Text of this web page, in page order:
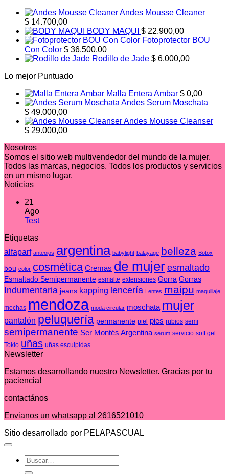
Andes Mousse Cleaner
$ 14.700,00
BODY MAQUI $ 22.900,00
Fotoprotector BOU
Con Color $ 36.500,00
Rodillo de Jade $ 6.000,00
Lo mejor Puntuado
Malla Entera Ambar $ 0,00
Andes Serum Moschata
$ 49.000,00
Andes Mousse Cleanser
$ 29.000,00
Nosotros
Somos el sitio web multivendedor del mundo de la mujer.
Todos las marcas, negocios. Todos los productos y servicios
en un mismo lugar.
Noticias
21
Ago
TestNo
Test
Etiquetas
alfaparf anteojos argentina babylight balayage belleza Botox
bou color cosmética Cremas de mujer esmaltado
Esmaltado Semipermanente esmalte extensiones Gorra Gorras
Indumentaria jeans kapping lencería Lentes maipu maquillaje
mechas mendoza moda circular moschata mujer
pantalón peluquería permanente piel pies rubios semi
semipermanente Ser Montés Argentina serum servicio soft gel
Tokio uñas uñas esculpidas
Newsletter
Estamos desarrollando nuestro Newsletter. Gracias por tu
paciencia!
contactános
Envianos un whatsapp al 2616521010
Sitio desarrollado por PELAPASCUAL
Buscar
por: